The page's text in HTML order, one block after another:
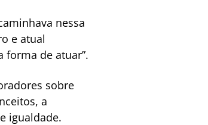
nessa
e atual
forma de atuar”.
sobre
a
igualdade.